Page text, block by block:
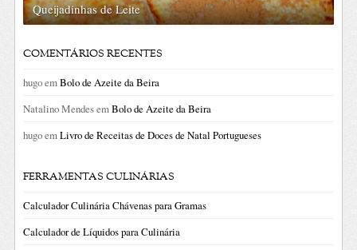
Queijadinhas de Leite
COMENTÁRIOS RECENTES
hugoemBolo de Azeite da Beira
Natalino MendesemBolo de Azeite da Beira
hugoemLivro de Receitas de Doces de Natal Portugueses
FERRAMENTAS CULINÁRIAS
Calculador Culinária Chávenas para Gramas
Calculador de Líquidos para Culinária